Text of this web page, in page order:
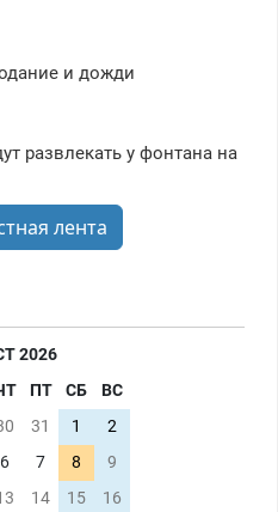
и дожди
развлекать у фонтана на
лента
2026
ПТ СБ
ВС
31 1
2
6 7 8
9
14 15
16